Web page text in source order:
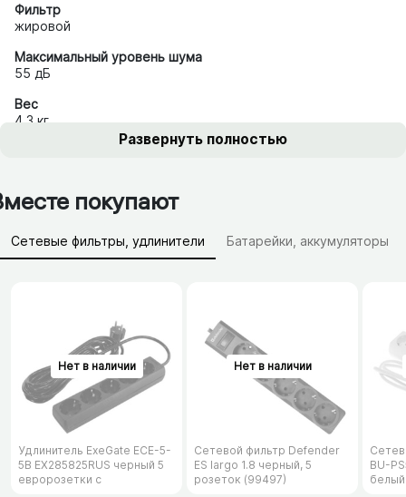
Фильтр
жировой
Максимальный уровень шума
55 дБ
Вес
4.3 кг
Развернуть полностью
покупают
Сетевые фильтры, удлинители Батарейки, аккумуляторы
Удлинитель ExeGate ECE-5-
5B EX285825RUS черный 5
евророзетки с
Сетевой фильтр Defender
ES largo 1.8 черный, 5
розеток (99497)
BU-
белый